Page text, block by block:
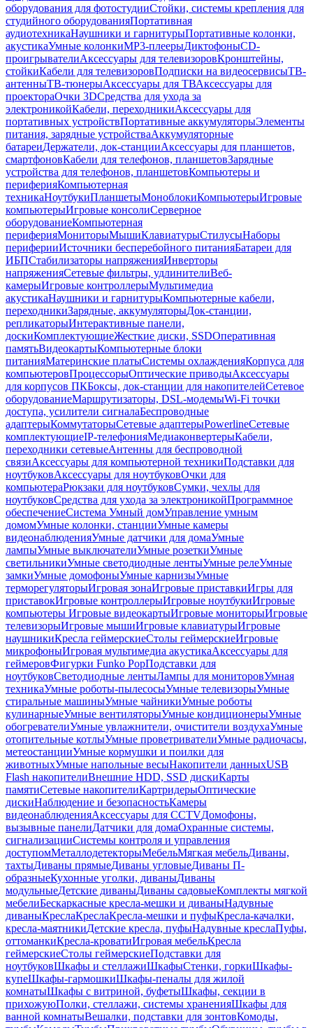
оборудования для фотостудииСтойки, системы крепления для
студийного оборудованияПортативная
аудиотехникаНаушники и гарнитурыПортативные колонки,
акустикаУмные колонкиMP3-плеерыДиктофоныCD-
проигрывателиАксессуары для телевизоровКронштейны,
стойкиКабели для телевизоровПодписки на видеосервисыТВ-
антенныТВ-тюнерыАксессуары для ТВАксессуары для
проектораОчки 3DСредства для ухода за
электроникойКабели, переходникиАксессуары для
портативных устройствПортативные аккумуляторыЭлементы
питания, зарядные устройстваАккумуляторные
батареиДержатели, док-станцииАксессуары для планшетов,
смартфоновКабели для телефонов, планшетовЗарядные
устройства для телефонов, планшетовКомпьютеры и
периферияКомпьютерная
техникаНоутбукиПланшетыМоноблокиКомпьютерыИгровые
компьютерыИгровые консолиСерверное
оборудованиеКомпьютерная
периферияМониторыМышиКлавиатурыСтилусыНаборы
периферииИсточники бесперебойного питанияБатареи для
ИБПСтабилизаторы напряженияИнверторы
напряженияСетевые фильтры, удлинителиВеб-
камерыИгровые контроллерыМультимедиа
акустикаНаушники и гарнитурыКомпьютерные кабели,
переходникиЗарядные, аккумуляторыДок-станции,
репликаторыИнтерактивные панели,
доскиКомплектующиеЖесткие диски, SSDОперативная
памятьВидеокартыКомпьютерные блоки
питанияМатеринские платыСистемы охлажденияКорпуса для
компьютеровПроцессорыОптические приводыАксессуары
для корпусов ПКБоксы, док-станции для накопителейСетевое
оборудованиеМаршрутизаторы, DSL-модемыWi-Fi точки
доступа, усилители сигналаБеспроводные
адаптерыКоммутаторыСетевые адаптерыPowerlineСетевые
комплектующиеIP-телефонияМедиаконвертерыКабели,
переходники сетевыеАнтенны для беспроводной
связиАксессуары для компьютерной техникиПодставки для
ноутбуковАксессуары для ноутбуковОчки для
компьютераРюкзаки для ноутбуковСумки, чехлы для
ноутбуковСредства для ухода за электроникойПрограммное
обеспечениеСистема Умный домУправление умным
домомУмные колонки, станцииУмные камеры
видеонаблюденияУмные датчики для домаУмные
лампыУмные выключателиУмные розеткиУмные
светильникиУмные светодиодные лентыУмные релеУмные
замкиУмные домофоныУмные карнизыУмные
терморегуляторыИгровая зонаИгровые приставкиИгры для
приставокИгровые контроллерыИгровые ноутбукиИгровые
компьютеры Игровые видеокартыИгровые мониторыИгровые
телевизорыИгровые мышиИгровые клавиатурыИгровые
наушникиКресла геймерскиеСтолы геймерскиеИгровые
микрофоныИгровая мультимедиа акустикаАксессуары для
геймеровФигурки Funko PopПодставки для
ноутбуковСветодиодные лентыЛампы для мониторовУмная
техникаУмные роботы-пылесосыУмные телевизорыУмные
стиральные машиныУмные чайникиУмные роботы
кулинарныеУмные вентиляторыУмные кондиционерыУмные
обогревателиУмные увлажнители, очистители воздухаУмные
отопительные котлыУмные проветривателиУмные радиочасы,
метеостанцииУмные кормушки и поилки для
животныхУмные напольные весыНакопители данныхUSB
Flash накопителиВнешние HDD, SSD дискиКарты
памятиСетевые накопителиКартридерыОптические
дискиНаблюдение и безопасностьКамеры
видеонаблюденияАксессуары для CCTVДомофоны,
вызывные панелиДатчики для домаОхранные системы,
сигнализацииСистемы контроля и управления
доступомМеталлодетекторыМебельМягкая мебельДиваны,
тахтыДиваны прямыеДиваны угловыеДиваны П-
образныеКухонные уголки, диваныДиваны
модульныеДетские диваныДиваны садовыеКомплекты мягкой
мебелиБескаркасные кресла-мешки и диваныНадувные
диваныКреслаКреслаКресла-мешки и пуфыКресла-качалки,
кресла-маятникиДетские кресла, пуфыНадувные креслаПуфы,
оттоманкиКресла-кроватиИгровая мебельКресла
геймерскиеСтолы геймерскиеПодставки для
ноутбуковШкафы и стеллажиШкафыСтенки, горкиШкафы-
купеШкафы-гармошкиШкафы-пеналы для жилой
комнатыШкафы с витриной, буфетыШкафы, секции в
прихожуюПолки, стеллажи, системы храненияШкафы для
ванной комнатыВешалки, подставки для зонтовКомоды,